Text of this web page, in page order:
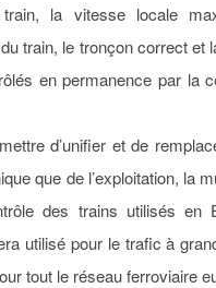
la vitesse locale
train, le tronçon correct et
en permanence par la
d’unifier et de
que de l’exploitation, la
des trains utilisés en
utilisé pour le trafic à
tout le réseau ferroviaire